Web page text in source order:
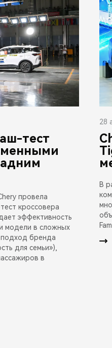
тест
провела
кроссовера
эффективность
модели в сложных
бренда
для семьи»),
в
28
В